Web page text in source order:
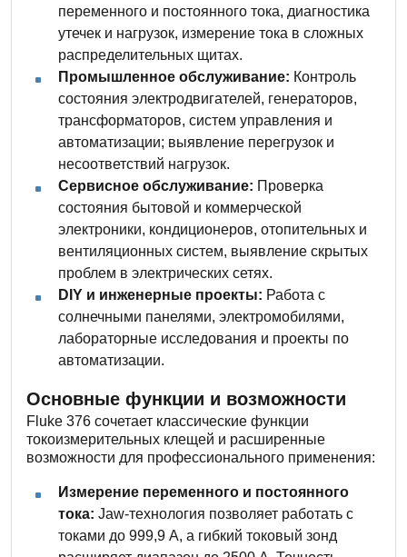
переменного и постоянного тока, диагностика
утечек и нагрузок, измерение тока в сложных
распределительных щитах.
Промышленное обслуживание: Контроль
состояния электродвигателей, генераторов,
трансформаторов, систем управления и
автоматизации; выявление перегрузок и
несоответствий нагрузок.
Сервисное обслуживание: Проверка
состояния бытовой и коммерческой
электроники, кондиционеров, отопительных и
вентиляционных систем, выявление скрытых
проблем в электрических сетях.
DIY и инженерные проекты: Работа с
солнечными панелями, электромобилями,
лабораторные исследования и проекты по
автоматизации.
Основные функции и возможности
Fluke 376 сочетает классические функции
токоизмерительных клещей и расширенные
возможности для профессионального применения:
Измерение переменного и постоянного
тока: Jaw-технология позволяет работать с
токами до 999,9 А, а гибкий токовый зонд